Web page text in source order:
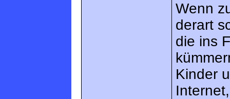
Wenn
derart
die ins
Kinder